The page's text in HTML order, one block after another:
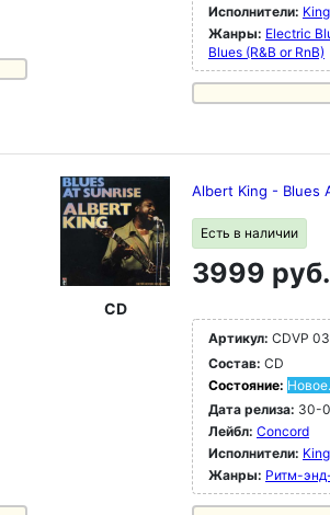
Исполнители:
Жанры: Electric
Blues (R&B or RnB)
CD
Albert King - Blues
Есть в наличии
3999 руб.
Артикул: CDVP
Состав: CD
Состояние:
Дата релиза: 30-
Лейбл: Concord
Исполнители:
Жанры: Ритм-